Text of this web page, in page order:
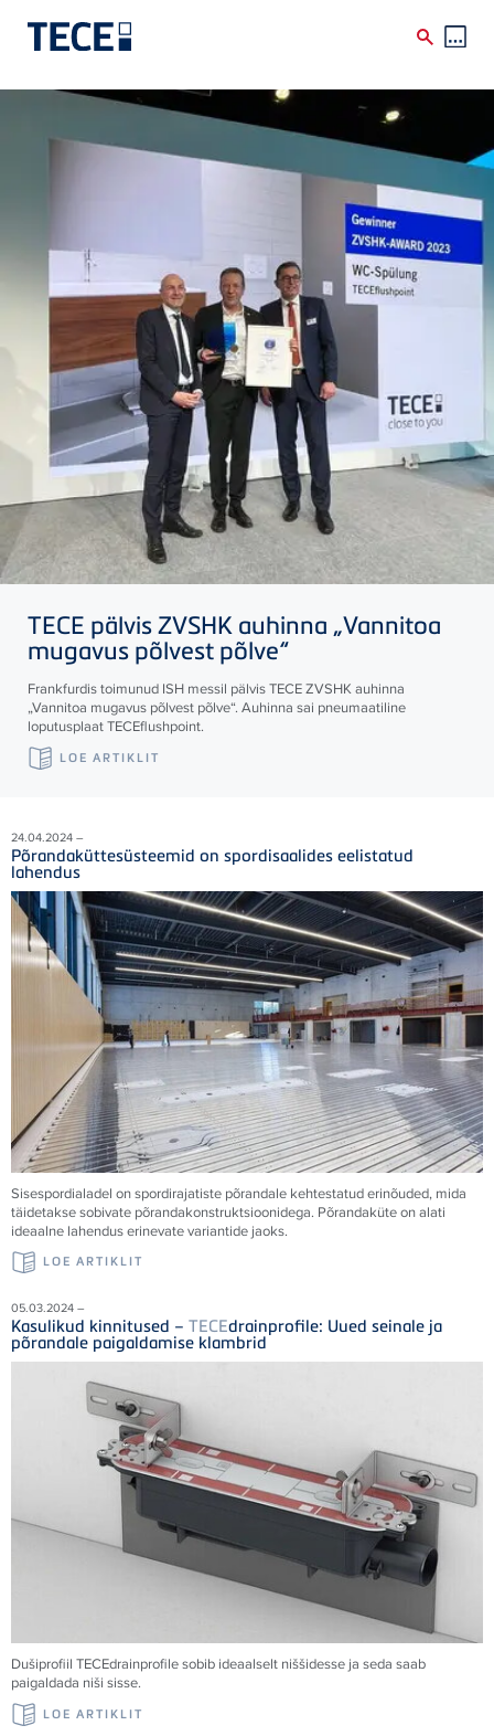
Skip to main content
TECE pälvis ZVSHK auhinna „Vannitoa
mugavus põlvest põlve“
Frankfurdis toimunud ISH messil pälvisTECEZVSHK auhinna
„Vannitoa mugavus põlvest põlve“. Auhinna sai pneumaatiline
loputusplaatTECEflushpoint.
LOE ARTIKLIT
24.04.2024 –
Põrandaküttesüsteemid on spordisaalides eelistatud
lahendus
Sisespordialadel on spordirajatiste põrandale kehtestatud erinõuded, mida
täidetakse sobivate põrandakonstruktsioonidega. Põrandaküte on alati
ideaalne lahendus erinevate variantide jaoks.
LOE ARTIKLIT
05.03.2024 –
Kasulikud kinnitused – TECEdrainprofile: Uued seinale ja
põrandale paigaldamise klambrid
Dušiprofiil TECEdrainprofile sobib ideaalselt niššidesse ja seda saab
paigaldada niši sisse.
LOE ARTIKLIT